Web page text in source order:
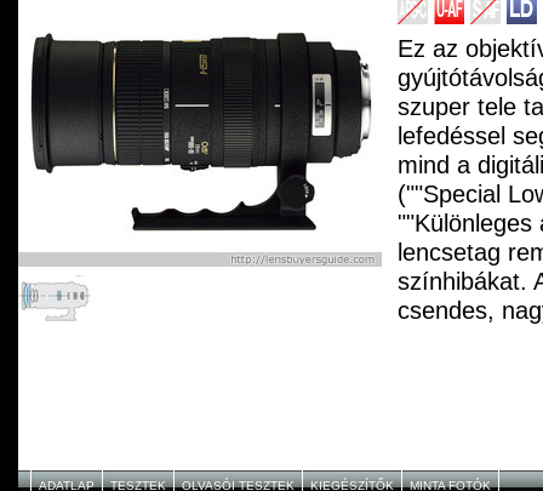
Ez az
szuper tele
lefedéssel
mind a
(""Special
""Különleges
lencsetag
színhibákat.
csendes,
objektív
ADATLAP TESZTEK OLVASÓI TESZTEK KIEGÉSZÍTŐK MINTA FOTÓK